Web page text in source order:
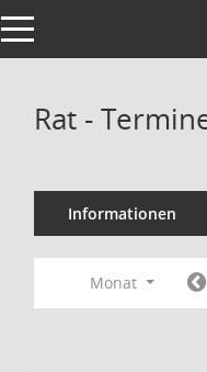
Toggle navigation
Rat -
Informationen
Monat